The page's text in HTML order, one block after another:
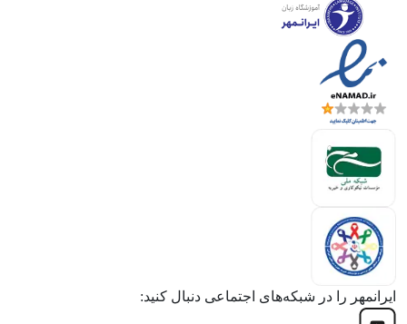
ایرانمهر را در شبکه‌های اجتماعی دنبال کنید: